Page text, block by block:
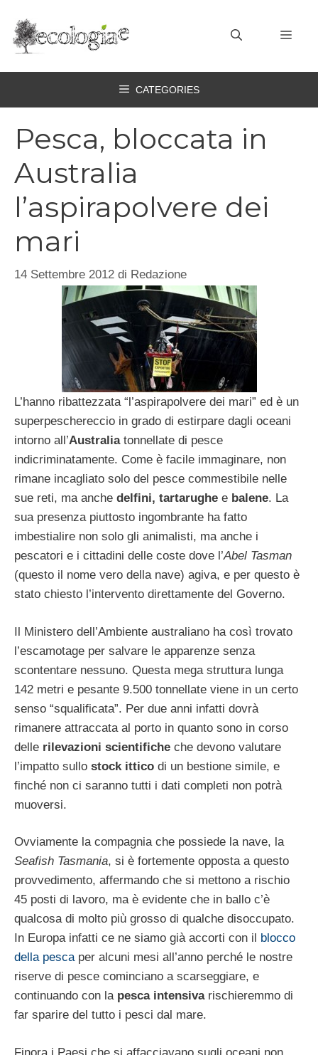
contenuto
CATEGORIES
Pesca, bloccata in
Australia
l’aspirapolvere dei
mari
14 Settembre 2012 di Redazione
L’hanno ribattezzata “l’aspirapolvere dei mari” ed è un
superpeschereccio in grado di estirpare dagli oceani
intorno all’Australiatonnellate di pesce
indicriminatamente. Come è facile immaginare, non
rimane incagliato solo del pesce commestibile nelle
sue reti, ma anche delfini, tartarughe e balene. La
sua presenza piuttosto ingombrante ha fatto
imbestialire non solo gli animalisti, ma anche i
pescatori e i cittadini delle coste dove l’Abel Tasman
(questo il nome vero della nave) agiva, e per questo è
stato chiesto l’intervento direttamente del Governo.
Il Ministero dell’Ambiente australiano ha così trovato
l’escamotage per salvare le apparenze senza
scontentare nessuno. Questa mega struttura lunga
142 metri e pesante 9.500 tonnellate viene in un certo
senso “squalificata”. Per due anni infatti dovrà
rimanere attraccata al porto in quanto sono in corso
delle rilevazioni scientifiche che devono valutare
l’impatto sullo stock ittico di un bestione simile, e
finché non ci saranno tutti i dati completi non potrà
muoversi.
Ovviamente la compagnia che possiede la nave, la
Seafish Tasmania, si è fortemente opposta a questo
provvedimento, affermando che si mettono a rischio
45 posti di lavoro, ma è evidente che in ballo c’è
qualcosa di molto più grosso di qualche disoccupato.
In Europa infatti ce ne siamo già accorti con il blocco
della pescaper alcuni mesi all’anno perché le nostre
riserve di pesce cominciano a scarseggiare, e
continuando con la pesca intensivarischieremmo di
far sparire del tutto i pesci dal mare.
Finora i Paesi che si affacciavano sugli oceani non